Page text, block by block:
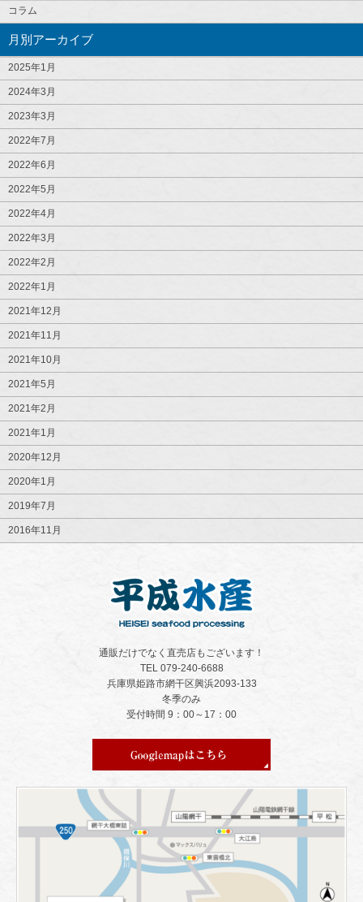
コラム
月別アーカイブ
2025年1月
2024年3月
2023年3月
2022年7月
2022年6月
2022年5月
2022年4月
2022年3月
2022年2月
2022年1月
2021年12月
2021年11月
2021年10月
2021年5月
2021年2月
2021年1月
2020年12月
2020年1月
2019年7月
2016年11月
通販だけでなく直売店もございます！
TEL 079-240-6688
兵庫県姫路市網干区興浜2093-133
冬季のみ
受付時間 9：00～17：00